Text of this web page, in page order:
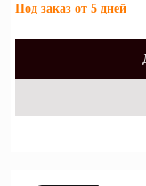
Под заказ от 5 дней